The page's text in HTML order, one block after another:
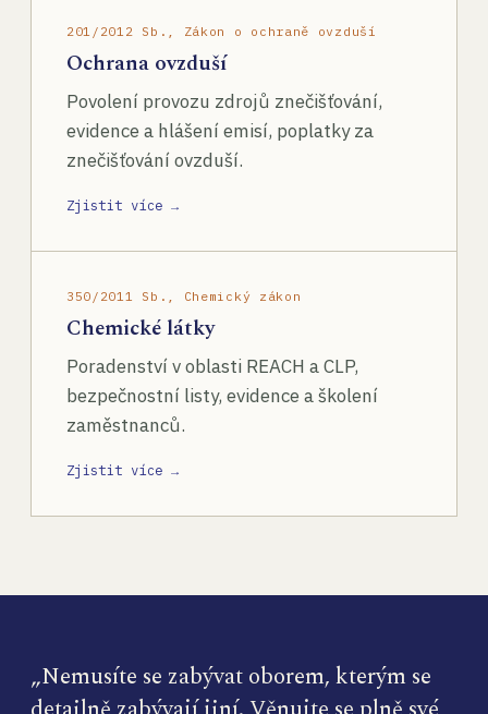
201/2012 Sb., Zákon o ochraně ovzduší
Ochrana ovzduší
Povolení provozu zdrojů znečišťování,
evidence a hlášení emisí, poplatky za
znečišťování ovzduší.
Zjistit více →
350/2011 Sb., Chemický zákon
Chemické látky
Poradenství v oblasti REACH a CLP,
bezpečnostní listy, evidence a školení
zaměstnanců.
Zjistit více →
„Nemusíte se zabývat oborem, kterým se